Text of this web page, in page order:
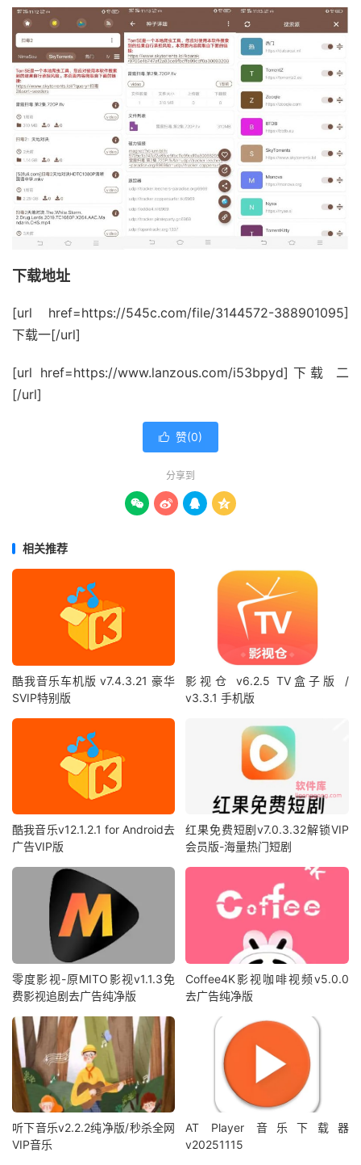
下载地址
[url href=https://545c.com/file/3144572-388901095]
下载一[/url]
[url href=https://www.lanzous.com/i53bpyd]下载 二
[/url]
 赞(0)
分享到
   
相关推荐
酷我音乐车机版 v7.4.3.21 豪华
SVIP特别版
影视仓 v6.2.5 TV盒子版 /
v3.3.1 手机版
酷我音乐v12.1.2.1 for Android去
广告VIP版
红果免费短剧v7.0.3.32解锁VIP
会员版-海量热门短剧
零度影视-原MITO影视v1.1.3免
费影视追剧去广告纯净版
Coffee4K影视咖啡视频v5.0.0
去广告纯净版
听下音乐v2.2.2纯净版/秒杀全网
VIP音乐
AT Player 音乐下载器
v20251115